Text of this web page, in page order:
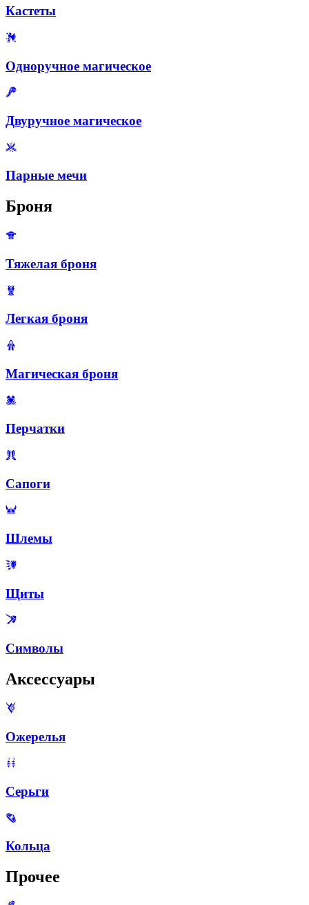
Кастеты
Одноручное магическое
Двуручное магическое
Парные мечи
Броня
Тяжелая броня
Легкая броня
Магическая броня
Перчатки
Сапоги
Шлемы
Щиты
Символы
Аксессуары
Ожерелья
Серьги
Кольца
Прочее